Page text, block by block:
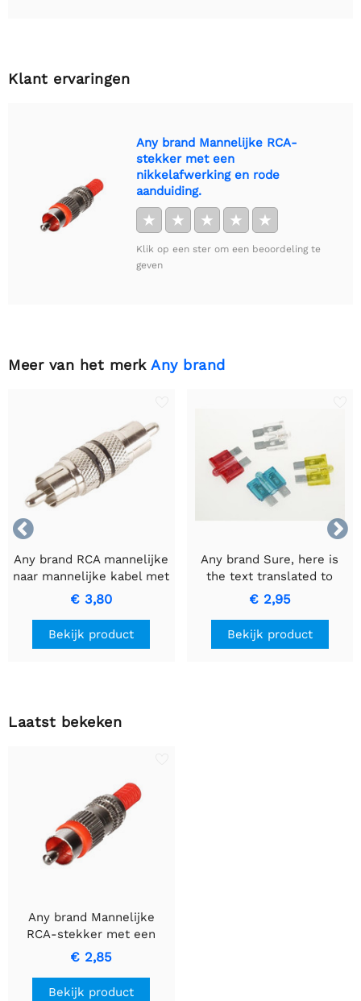
Klant ervaringen
Any brand Mannelijke RCA-
stekker met een
nikkelafwerking en rode
aanduiding.
★ ★ ★ ★ ★
Klik op een ster om een beoordeling te
geven
Meer van het merk Any brand


Any brand RCA mannelijke
naar mannelijke kabel met
zwarte ring voor
hoogwaardige
signaaloverdracht
€ 3,80
Bekijk product
Any brand Sure, here is
the text translated to
Dutch while keeping it
informal: AUTOZEKERING
MET CONTROLELAMPJE -
15A Blauwe Zekering.
€ 2,95
Bekijk product
Laatst bekeken
Any brand Mannelijke
RCA-stekker met een
nikkelafwerking en rode
aanduiding.
€ 2,85
Bekijk product